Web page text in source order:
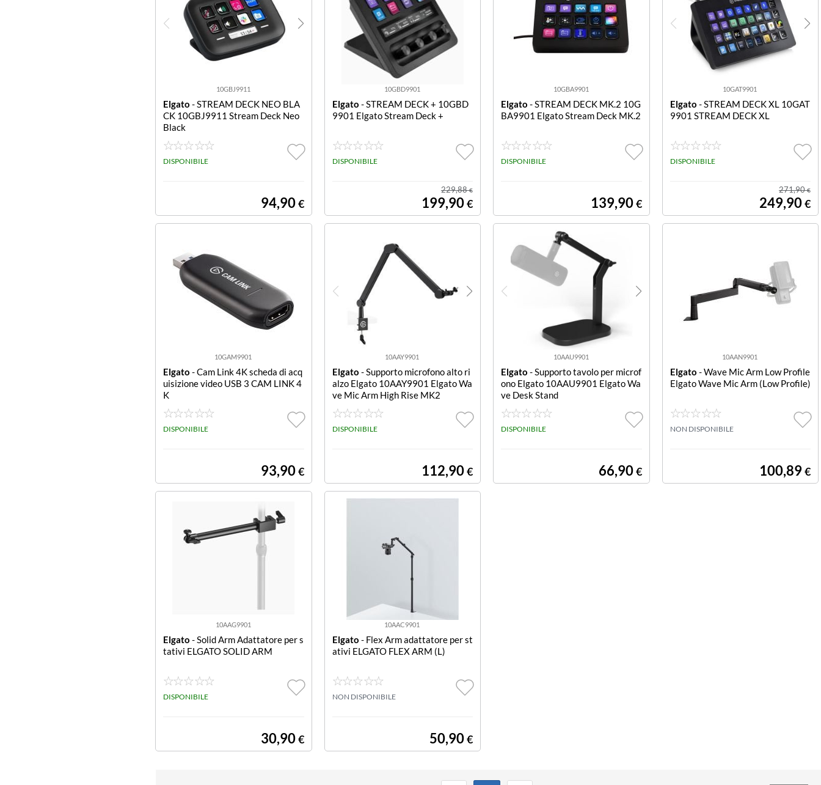
10GBJ9911
Elgato - STREAM DECK NEO BLA
CK 10GBJ9911 Stream Deck Neo
Black
DISPONIBILE
94,90€
10GBD9901
Elgato - STREAM DECK + 10GBD
9901 Elgato Stream Deck +
DISPONIBILE
229,88€
199,90€
10GBA9901
Elgato - STREAM DECK MK.2 10G
BA9901 Elgato Stream Deck MK.2
DISPONIBILE
139,90€
10GAT9901
Elgato - STREAM DECK XL 10GAT
9901 STREAM DECK XL
DISPONIBILE
271,90€
249,90€
10GAM9901
Elgato - Cam Link 4K scheda di acq
uisizione video USB 3 CAM LINK 4
K
DISPONIBILE
93,90€
10AAY9901
Elgato - Supporto microfono alto ri
alzo Elgato 10AAY9901 Elgato Wa
ve Mic Arm High Rise MK2
DISPONIBILE
112,90€
10AAU9901
Elgato - Supporto tavolo per microf
ono Elgato 10AAU9901 Elgato Wa
ve Desk Stand
DISPONIBILE
66,90€
10AAN9901
Elgato - Wave Mic Arm Low Profile
Elgato Wave Mic Arm (Low Profile)
NON DISPONIBILE
100,89€
10AAG9901
Elgato - Solid Arm Adattatore per s
tativi ELGATO SOLID ARM
DISPONIBILE
30,90€
10AAC9901
Elgato - Flex Arm adattatore per st
ativi ELGATO FLEX ARM (L)
NON DISPONIBILE
50,90€